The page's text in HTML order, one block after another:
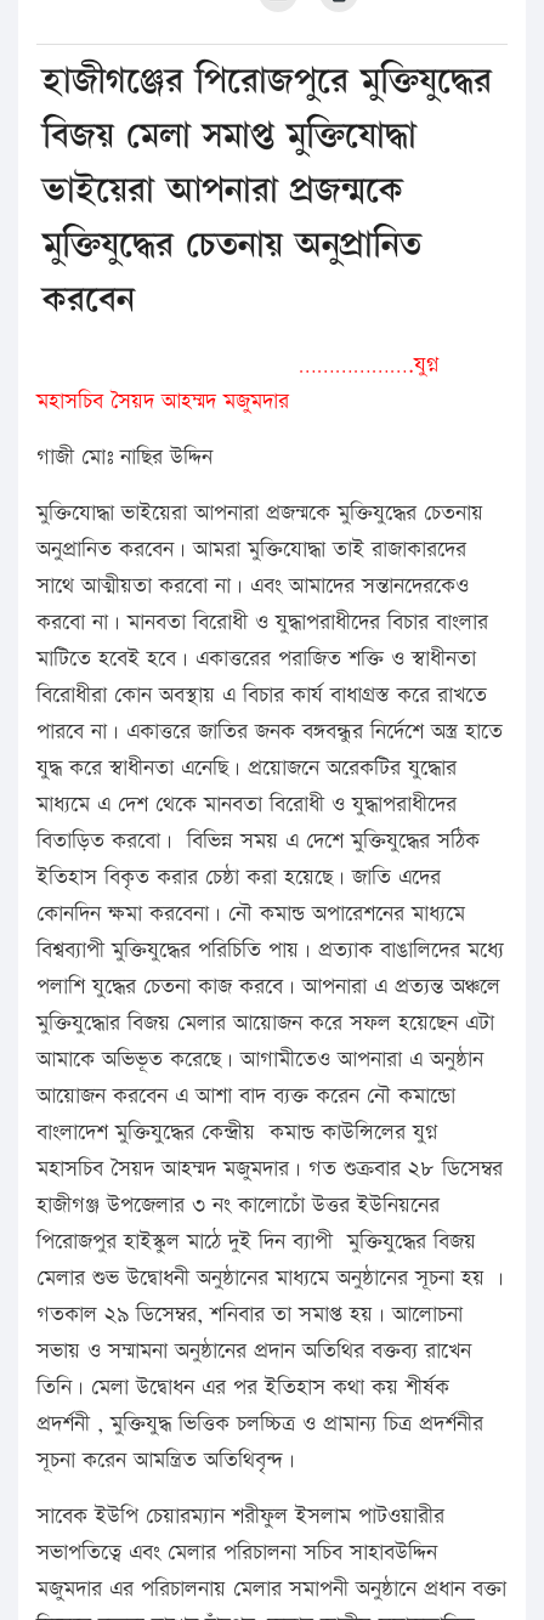
হাজীগঞ্জের পিরোজপুরে মুক্তিযুদ্ধের
বিজয় মেলা সমাপ্ত মুক্তিযোদ্ধা
ভাইয়েরা আপনারা প্রজন্মকে
মুক্তিযুদ্ধের চেতনায় অনুপ্রানিত
করবেন
……………….যুগ্ন
মহাসচিব সৈয়দ আহম্মদ মজুমদার
গাজী মোঃ নাছির উদ্দিন
মুক্তিযোদ্ধা ভাইয়েরা আপনারা প্রজন্মকে মুক্তিযুদ্ধের চেতনায়
অনুপ্রানিত করবেন। আমরা মুক্তিযোদ্ধা তাই রাজাকারদের
সাথে আত্মীয়তা করবো না। এবং আমাদের সন্তানদেরকেও
করবো না। মানবতা বিরোধী ও যুদ্ধাপরাধীদের বিচার বাংলার
মাটিতে হবেই হবে। একাত্তরের পরাজিত শক্তি ও স্বাধীনতা
বিরোধীরা কোন অবস্থায় এ বিচার কার্য বাধাগ্রস্ত করে রাখতে
পারবে না। একাত্তরে জাতির জনক বঙ্গবন্ধুর নির্দেশে অস্ত্র হাতে
যুদ্ধ করে স্বাধীনতা এনেছি। প্রয়োজনে অরেকটির যুদ্ধোর
মাধ্যমে এ দেশ থেকে মানবতা বিরোধী ও যুদ্ধাপরাধীদের
বিতাড়িত করবো। বিভিন্ন সময় এ দেশে মুক্তিযুদ্ধের সঠিক
ইতিহাস বিকৃত করার চেষ্ঠা করা হয়েছে। জাতি এদের
কোনদিন ক্ষমা করবেনা। নৌ কমান্ড অপারেশনের মাধ্যমে
বিশ্বব্যাপী মুক্তিযুদ্ধের পরিচিতি পায়। প্রত্যাক বাঙালিদের মধ্যে
পলাশি যুদ্ধের চেতনা কাজ করবে। আপনারা এ প্রত্যন্ত অঞ্চলে
মুক্তিযুদ্ধোর বিজয় মেলার আয়োজন করে সফল হয়েছেন এটা
আমাকে অভিভূত করেছে। আগামীতেও আপনারা এ অনুষ্ঠান
আয়োজন করবেন এ আশা বাদ ব্যক্ত করেন নৌ কমান্ডো
বাংলাদেশ মুক্তিযুদ্ধের কেন্দ্রীয় কমান্ড কাউন্সিলের যুগ্ন
মহাসচিব সৈয়দ আহম্মদ মজুমদার। গত শুক্রবার ২৮ ডিসেম্বর
হাজীগঞ্জ উপজেলার ৩ নং কালোচোঁ উত্তর ইউনিয়নের
পিরোজপুর হাইস্কুল মাঠে দুই দিন ব্যাপী মুক্তিযুদ্ধের বিজয়
মেলার শুভ উদ্বোধনী অনুষ্ঠানের মাধ্যমে অনুষ্ঠানের সূচনা হয় ।
গতকাল ২৯ ডিসেম্বর, শনিবার তা সমাপ্ত হয়। আলোচনা
সভায় ও সম্মামনা অনুষ্ঠানের প্রদান অতিথির বক্তব্য রাখেন
তিনি। মেলা উদ্বোধন এর পর ইতিহাস কথা কয় শীর্ষক
প্রদর্শনী , মুক্তিযুদ্ধ ভিত্তিক চলচ্চিত্র ও প্রামান্য চিত্র প্রদর্শনীর
সূচনা করেন আমন্ত্রিত অতিথিবৃন্দ।
সাবেক ইউপি চেয়ারম্যান শরীফুল ইসলাম পাটওয়ারীর
সভাপতিত্বে এবং মেলার পরিচালনা সচিব সাহাবউদ্দিন
মজুমদার এর পরিচালনায় মেলার সমাপনী অনুষ্ঠানে প্রধান বক্তা